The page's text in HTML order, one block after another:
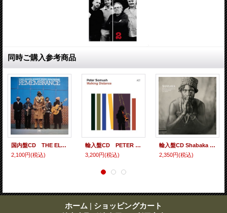
同時ご購入参考商品
国内盤CD THE ELVIN JONES JAZZ MACHINE エルヴィン・ジョーンズ・ジャズ・マシーン / REMEMBRANCE リメンブランス モーダル・アグレッシヴにしてジェントル&スマートな面もあるスピリチュアル・ジャズとハード・バップの間を寄せては返す70年代硬派路線の気魄みなぎった金字塔!
2,100円(税込)
輸入盤CD PETER SOMUAH ピーター・ソムア / WALKING DISTANCE マイルスやハバード、ハーグローヴらの心意気を継承したハードボイルドなトランペット咆哮が今日的音場の中でシャープ&フレッシュに映える充実作!
3,200円(税込)
輸入盤CD Shabaka シャバカ / Perceive its Beauty,Acknowledge its Grace
2,350円(税込)
ホーム | ショッピングカート